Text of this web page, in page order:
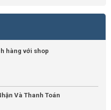
hàng với shop
Và Thanh Toán